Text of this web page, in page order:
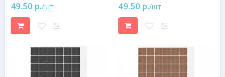
49.50 р./шт 49.50 р./шт